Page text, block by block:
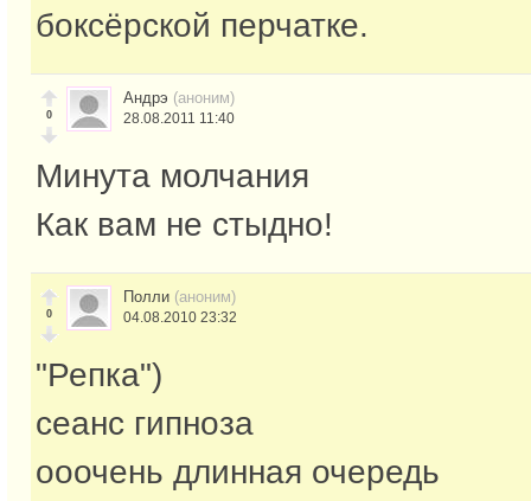
боксёрской перчатке.
0
Андрэ (аноним)
28.08.2011 11:40
Минута молчания
Как вам не стыдно!
0
Полли (аноним)
04.08.2010 23:32
"Репка")
сеанс гипноза
ооочень длинная очередь